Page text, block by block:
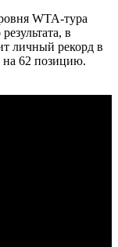
WTA-тура
в
личный рекорд в
62 позицию.